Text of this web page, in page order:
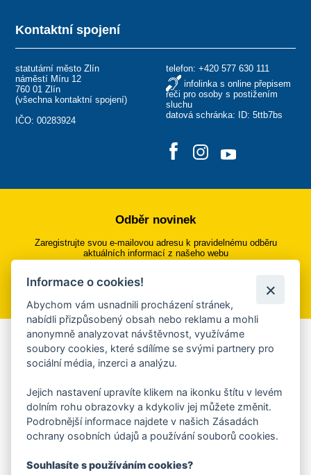
Kontaktní spojení
statutární město Zlín
náměstí Míru 12
760 01 Zlín
(všechna kontaktní spojení)
IČO: 00283924
telefon: +420 577 630 111
infolinka s online přepisem
řeči pro osoby s postižením
sluchu
datová schránka: ID: 5ttb7bs
Odběr novinek
Zaregistrujte svou e-mailovou adresu k pravidelnému odběru
aktuálních informací z našeho webu
Přihlásit se k odběru
Aplikace Mobilní rozhlas
Chcete dostávat do svého mobilu či mailu upozornění na
ankety, pozvánky na kulturní a sportovní akce?
Více informací o aplikaci
Informace o cookies!
Abychom vám usnadnili procházení stránek,
nabídli přizpůsobený obsah nebo reklamu a mohli
anonymně analyzovat návštěvnost, využíváme
soubory cookies, které sdílíme se svými partnery pro
sociální média, inzerci a analýzu.
Jejich nastavení upravíte klikem na ikonku štítu v levém
dolním rohu obrazovky a kdykoliv jej můžete změnit.
Podrobnější informace najdete v našich Zásadách
ochrany osobních údajů a používání souborů cookies.
Souhlasíte s používáním cookies?